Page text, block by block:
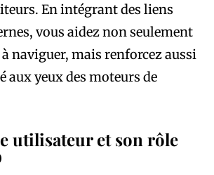
En intégrant des liens
vous aidez non seulement
naviguer, mais renforcez aussi
aux yeux des moteurs de
utilisateur et son rôle